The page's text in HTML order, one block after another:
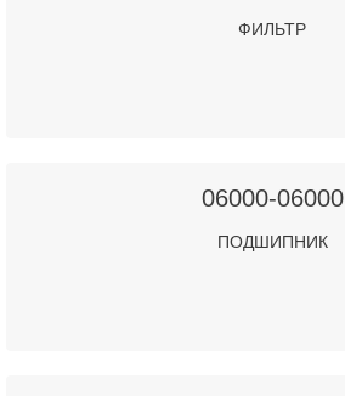
ФИЛЬТР
06000-06000
ПОДШИПНИК